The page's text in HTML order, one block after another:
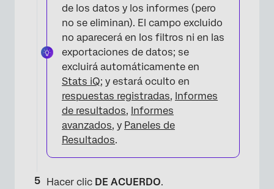
de los datos y los informes (pero
no se eliminan). El campo excluido
no aparecerá en los filtros ni en las
exportaciones de datos; se
excluirá automáticamente en
Stats iQ; y estará oculto en
respuestas registradas, Informes
de resultados, Informes
avanzados, y Paneles de
Resultados.
Hacer clic DE ACUERDO.